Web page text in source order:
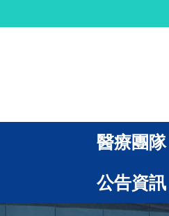
醫療團隊
公告資訊